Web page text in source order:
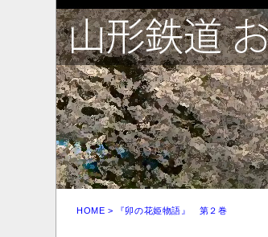
HOME > 『卯の花姫物語』 第２巻